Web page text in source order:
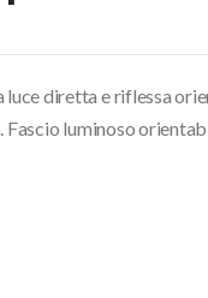
diretta e riflessa
luminoso